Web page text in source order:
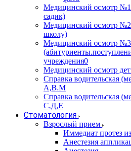
Медицинский осмотр
садик)
Медицинский осмотр №2
школу)
Медицинский осмотр №3
учреждения0
Медицинский осмотр
Справка водительская
А,В.М
Справка водительская
С,Д,Е
Стоматология
Взрослый прием
Иммедиат протез
Анестезия